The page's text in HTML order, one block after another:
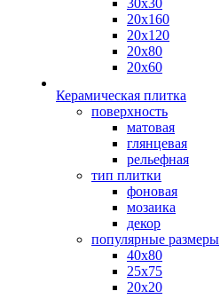
30х30
20х160
20х120
20х80
20х60
Керамическая плитка
поверхность
матовая
глянцевая
рельефная
тип плитки
фоновая
мозаика
декор
популярные размеры
40х80
25х75
20х20